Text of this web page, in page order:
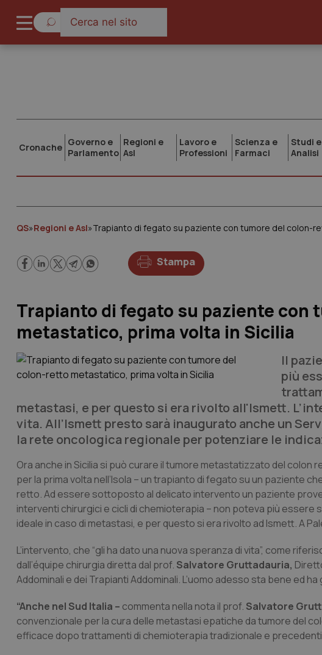
Cronache Governo e
Parlamento
Regioni e
Asl
Lavoro e
Professioni
Scienza e
Farmaci
Studi e
Analisi
QS»Regioni e Asl»Trapianto di fegato su paziente con tumore del colon-
Stampa
Trapianto di fegato su paziente
metastatico, prima volta in Sicilia
Il
più
metastasi, e per questo si era rivolto all'Ismett.
vita. All’Ismett presto sarà inaugurato anche un
la rete oncologica regionale per potenziare le
Ora anche in Sicilia si può curare il tumore metastatizzato del colon
per la prima volta nell’Isola – un trapianto di fegato su un paziente
retto. Ad essere sottoposto al delicato intervento un paziente
interventi chirurgici e cicli di chemioterapia – non poteva più
ideale in caso di metastasi, e per questo si era rivolto ad Ismett. A
L’intervento, che “gli ha dato una nuova speranza di vita”, come
dall’équipe chirurgia diretta dal prof. Salvatore Gruttadauria,
Addominali e dei Trapianti Addominali. L’uomo adesso sta bene ed
“Anche nel Sud Italia – commenta nella nota il prof. Salvatore
convenzionale per la cura delle metastasi epatiche da tumore del
efficace dopo trattamenti di chemioterapia tradizionale e